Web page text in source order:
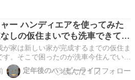
ー ハンディエアを使ってみた
なしの仮住まいでも洗車できて便
が家は新しい家が完成するまでの仮住ま
す。そこで困ったのが洗車今住んでいる
には外に水道がありません。以前なら、
つないでサッと洗車できたのですが、今
定年後のハッピーライフ